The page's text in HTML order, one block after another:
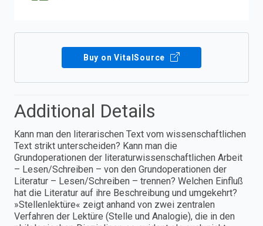
Buy on VitalSource
Additional Details
Kann man den literarischen Text vom wissenschaftlichen
Text strikt unterscheiden? Kann man die
Grundoperationen der literaturwissenschaftlichen Arbeit
– Lesen/Schreiben – von den Grundoperationen der
Literatur – Lesen/Schreiben – trennen? Welchen Einfluß
hat die Literatur auf ihre Beschreibung und umgekehrt?
»Stellenlektüre« zeigt anhand von zwei zentralen
Verfahren der Lektüre (Stelle und Analogie), die in den